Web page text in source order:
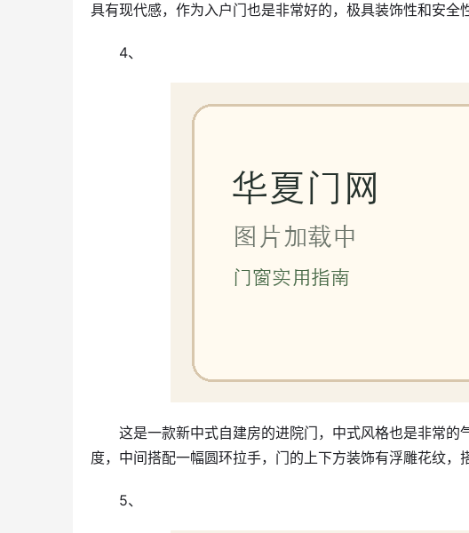
具有现代感，作为入户门也是非常好的，极具装饰性和安全性
4、
这是一款新中式自建房的进院门，中式风格也是非常
度，中间搭配一幅圆环拉手，门的上下方装饰有浮雕花纹
5、